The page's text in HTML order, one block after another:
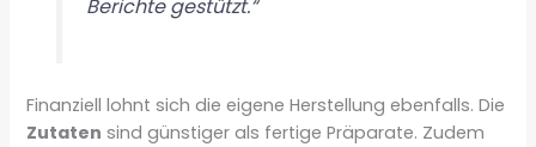
Berichte gestützt.“
Finanziell lohnt sich die eigene Herstellung ebenfalls. Die
Zutaten sind günstiger als fertige Präparate. Zudem